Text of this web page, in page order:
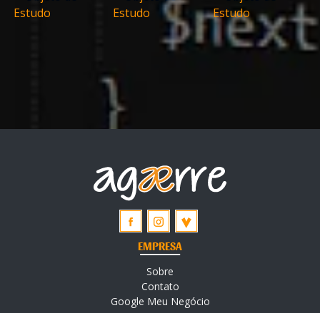
EMPRESA
Sobre
Contato
Google Meu Negócio